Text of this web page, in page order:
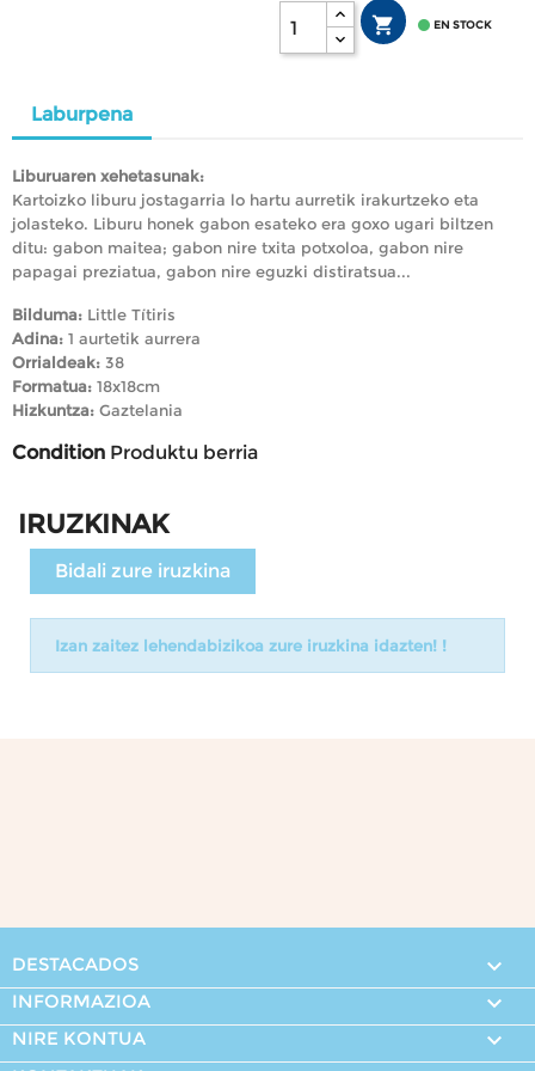
  EN STOCK
Laburpena
Liburuaren xehetasunak:
Kartoizko liburu jostagarria lo hartu aurretik irakurtzeko eta
jolasteko. Liburu honek gabon esateko era goxo ugari biltzen
ditu: gabon maitea; gabon nire txita potxoloa, gabon nire
papagai preziatua, gabon nire eguzki distiratsua...
Bilduma: Little Títiris
Adina: 1 aurtetik aurrera
Orrialdeak: 38
Formatua: 18x18cm
Hizkuntza: Gaztelania
Condition Produktu berria
IRUZKINAK
Bidali zure iruzkina
Izan zaitez lehendabizikoa zure iruzkina idazten! !
DESTACADOS 
INFORMAZIOA 
NIRE KONTUA 